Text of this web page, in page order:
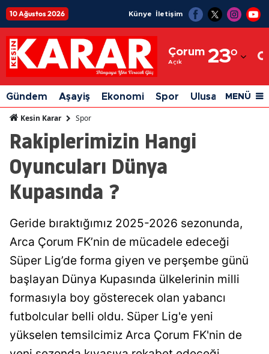
10 Ağustos 2026 Künye İletişim
Çorum
Açık 23°
Adıyaman
Afyonkarahisar
Ağrı
Amasya
Balıkesir
Bilecik
Bingöl
Bitlis
Gündem Aşayiş Ekonomi Spor Ulusal Siyaset
MENÜ
Kesin Karar Spor
Rakiplerimizin Hangi
Oyuncuları Dünya
Kupasında ?
Geride bıraktığımız 2025-2026 sezonunda,
Arca Çorum FK’nin de mücadele edeceği
Süper Lig’de forma giyen ve perşembe günü
başlayan Dünya Kupasında ülkelerinin milli
formasıyla boy gösterecek olan yabancı
futbolcular belli oldu. Süper Lig'e yeni
yükselen temsilcimiz Arca Çorum FK'nin de